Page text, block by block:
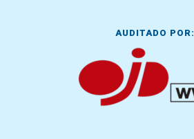
AUDITADO POR: